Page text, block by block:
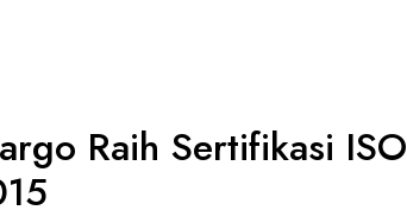
Raih Sertifikasi ISO